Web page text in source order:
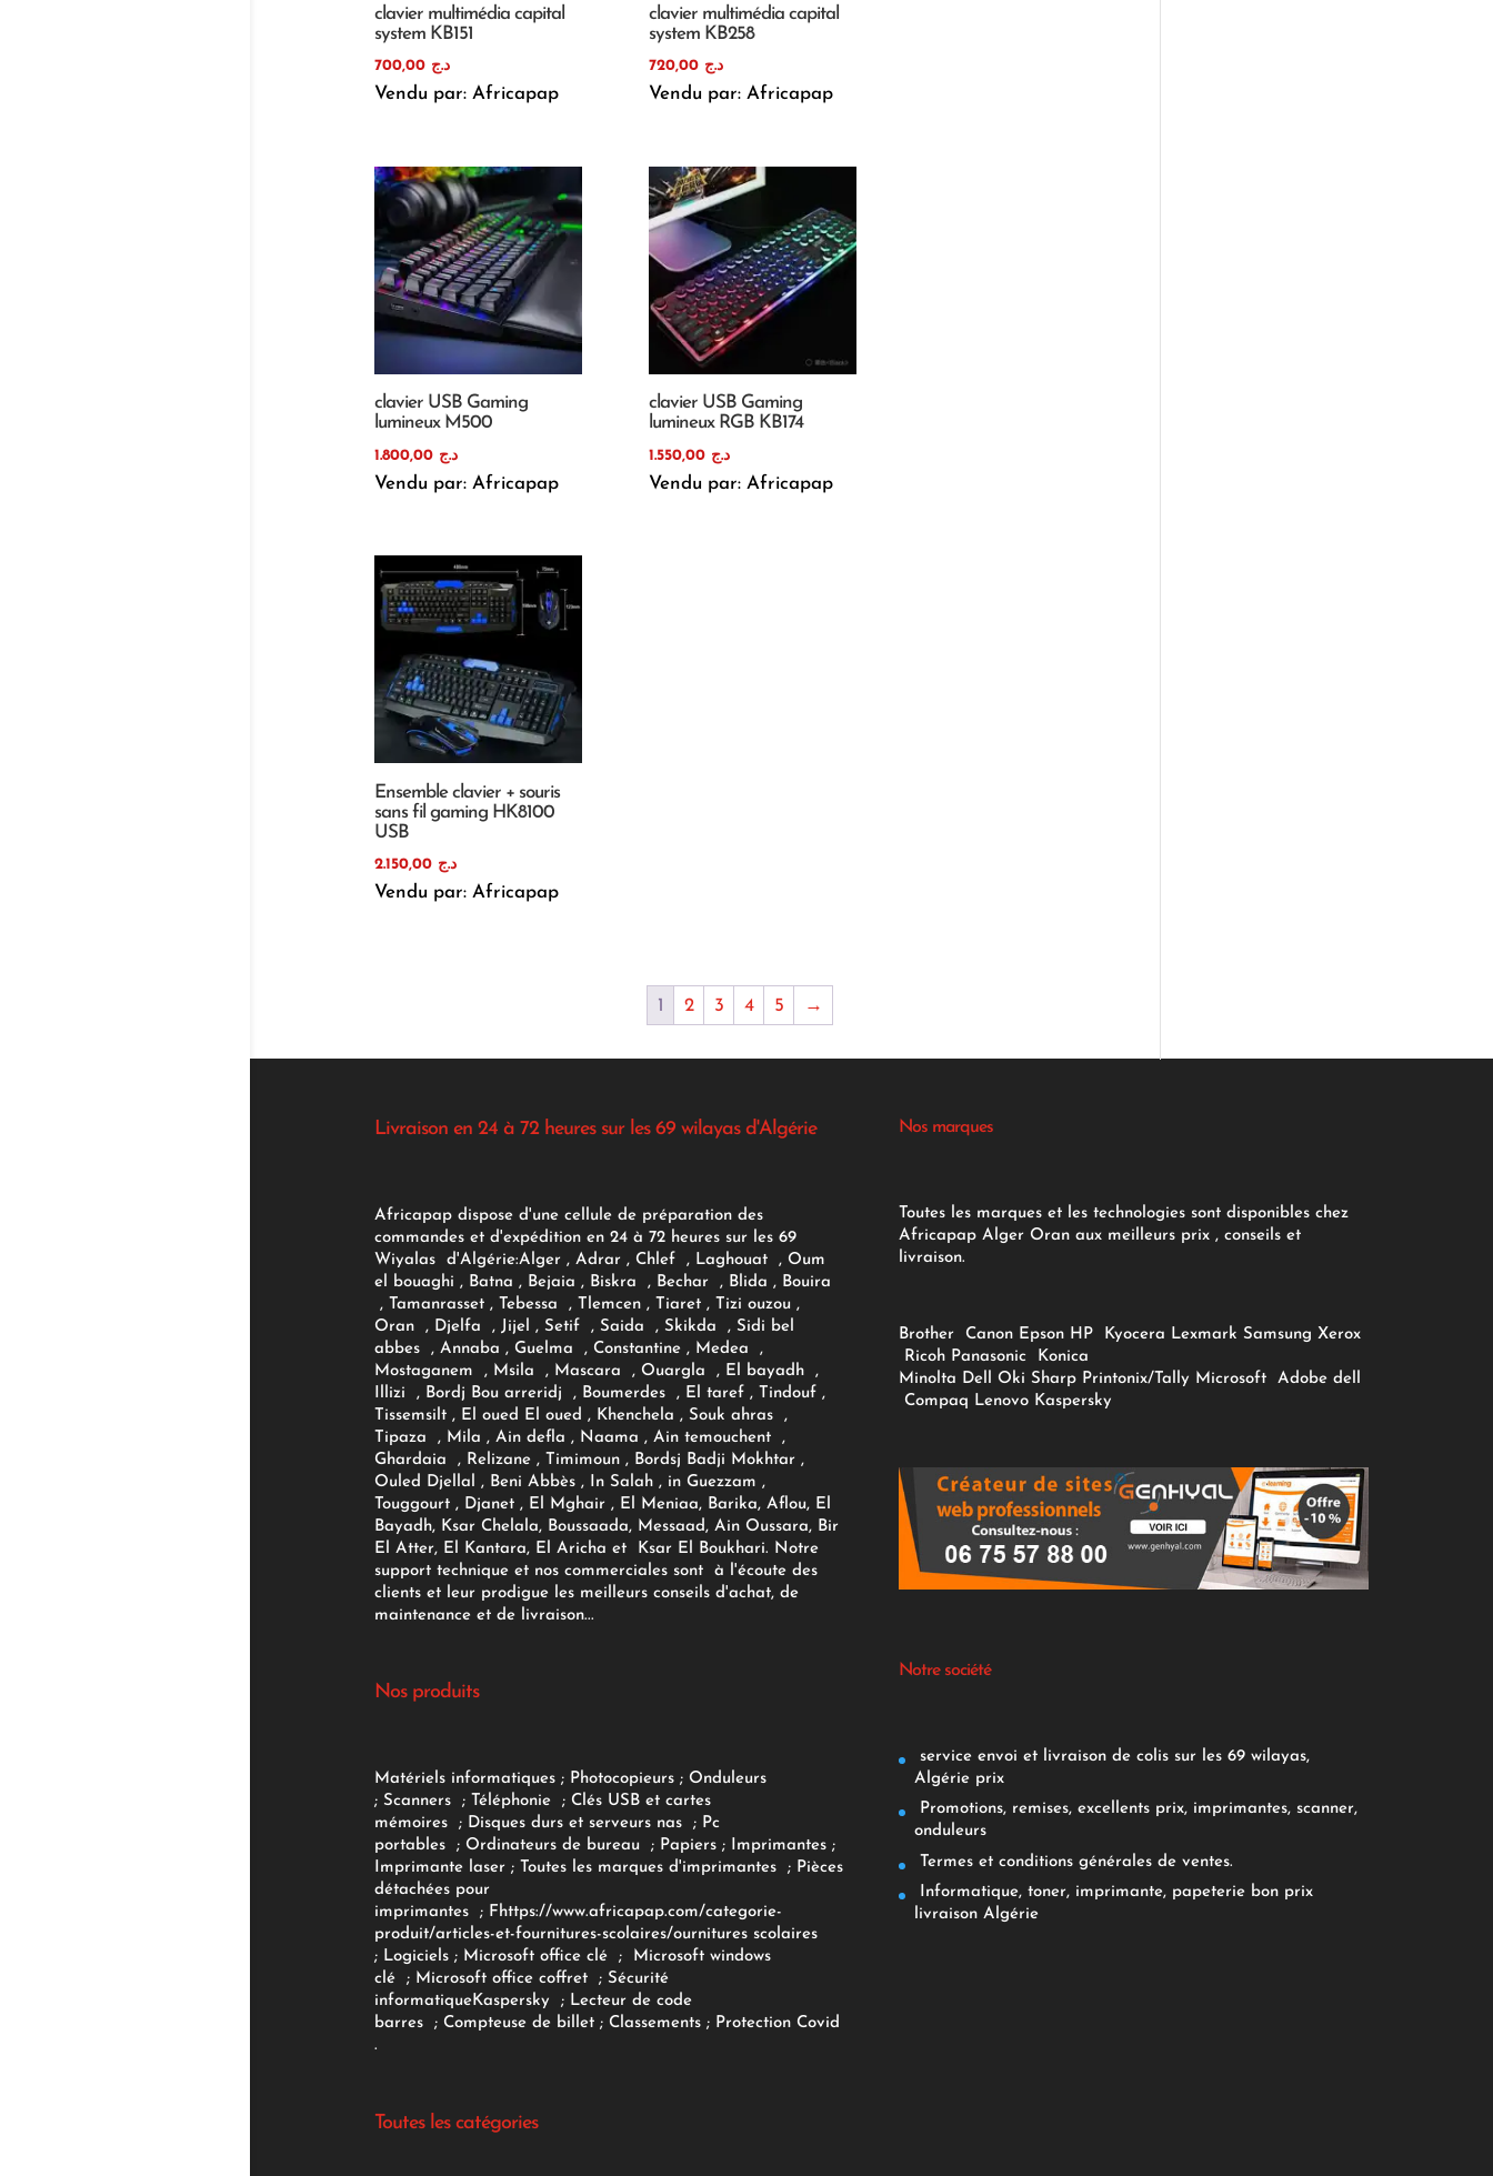
clavier multimédia capital
system KB151
د.ج 700,00
Vendu par: Africapap
clavier multimédia capital
system KB258
د.ج 720,00
Vendu par: Africapap
clavier USB Gaming
lumineux M500
د.ج 1.800,00
Vendu par: Africapap
clavier USB Gaming
lumineux RGB KB174
د.ج 1.550,00
Vendu par: Africapap
Ensemble clavier + souris
sans fil gaming HK8100
USB
د.ج 2.150,00
Vendu par: Africapap
1 2 3 4 5 →
Livraison en 24 à 72 heures sur les 69 wilayas d'Algérie
Africapap dispose d'une cellule de préparation des
commandes et d'expédition en 24 à 72 heures sur les 69
Wiyalas d'Algérie:Alger , Adrar, Chlef , Laghouat , Oum
el bouaghi , Batna , Bejaia , Biskra , Bechar , Blida , Bouira
, Tamanrasset , Tebessa , Tlemcen , Tiaret , Tizi ouzou ,
Oran , Djelfa , Jijel , Setif , Saida , Skikda , Sidi bel
abbes , Annaba , Guelma , Constantine , Medea ,
Mostaganem , Msila , Mascara , Ouargla , El bayadh ,
Illizi , Bordj Bou arreridj , Boumerdes , El taref , Tindouf ,
Tissemsilt , El oued El oued , Khenchela , Souk ahras ,
Tipaza , Mila , Ain defla , Naama , Ain temouchent ,
Ghardaia , Relizane , Timimoun , Bordsj Badji Mokhtar ,
Ouled Djellal , Beni Abbès , In Salah , in Guezzam ,
Touggourt , Djanet , El Mghair , El Meniaa, Barika, Aflou, El
Bayadh, Ksar Chelala, Boussaada, Messaad, Ain Oussara, Bir
El Atter, El Kantara, El Aricha et Ksar El Boukhari. Notre
support technique et nos commerciales sont à l'écoute des
clients et leur prodigue les meilleurs conseils d'achat, de
maintenance et de livraison...
Nos produits
Matériels informatiques; Photocopieurs; Onduleurs
; Scanners ; Téléphonie ; Clés USB et cartes
mémoires
; Disques durs et serveurs nas ; Pc
portables
; Ordinateurs de bureau ; Papiers; Imprimantes;
Imprimante laser; Toutes les marques d'imprimantes ; Pièces
détachées pour
imprimantes
; Fhttps://www.africapap.com/categorie-
produit/articles-et-fournitures-scolaires/ournitures scolaires
; Logiciels ; Microsoft office clé ;
Microsoft windows
clé; Microsoft office coffret ; Sécurité
informatiqueKaspersky ; Lecteur de code
barres
; Compteuse de billet; Classements ; Protection Covid
.
Toutes les catégories
Nos marques
Toutes les marques et les technologies sont disponibles chez
Africapap Alger Oran aux meilleurs prix , conseils et
livraison.
Brother Canon Epson HP Kyocera Lexmark Samsung Xerox
Ricoh Panasonic
Konica
Minolta Dell Oki Sharp Printonix/Tally Microsoft Adobe dell
Compaq Lenovo Kaspersky
Notre société
service envoi et livraison de colis sur les 69 wilayas,
Algérie prix
Promotions, remises, excellents prix, imprimantes, scanner,
onduleurs
Termes et conditions générales de ventes.
Informatique, toner, imprimante, papeterie bon prix
livraison Algérie